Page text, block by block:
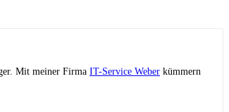
Mit meiner Firma IT-Service Weber kümmern